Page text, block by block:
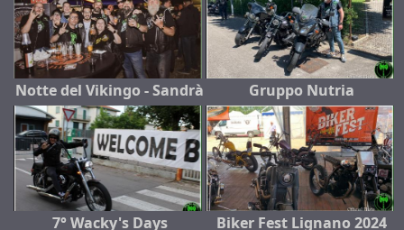
Notte del Vikingo - Sandrà Gruppo Nutria
7° Wacky's Days Biker Fest Lignano 2024